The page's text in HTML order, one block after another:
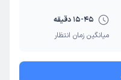
15-45 دقیقه
میانگین زمان انتظار